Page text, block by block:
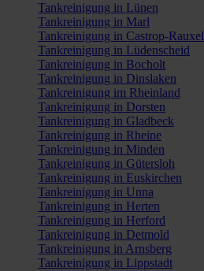
Tankreinigung in Lünen
Tankreinigung in Marl
Tankreinigung in Castrop-Rauxel
Tankreinigung in Lüdenscheid
Tankreinigung in Bocholt
Tankreinigung in Dinslaken
Tankreinigung im Rheinland
Tankreinigung in Dorsten
Tankreinigung in Gladbeck
Tankreinigung in Rheine
Tankreinigung in Minden
Tankreinigung in Gütersloh
Tankreinigung in Euskirchen
Tankreinigung in Unna
Tankreinigung in Herten
Tankreinigung in Herford
Tankreinigung in Detmold
Tankreinigung in Arnsberg
Tankreinigung in Lippstadt